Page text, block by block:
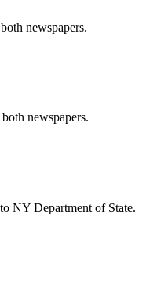
newspapers.
newspapers.
NY Department of State.